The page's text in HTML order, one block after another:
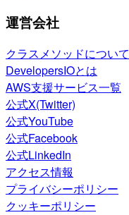
運営会社
クラスメソッドについて
DevelopersIOとは
AWS支援サービス一覧
公式X(Twitter)
公式YouTube
公式Facebook
公式LinkedIn
アクセス情報
プライバシーポリシー
クッキーポリシー